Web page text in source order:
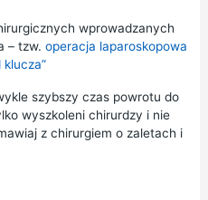
wprowadzanych
– tzw. operacja laparoskopowa
klucza”
szybszy czas powrotu do
wyszkoleni chirurdzy i nie
z chirurgiem o zaletach i